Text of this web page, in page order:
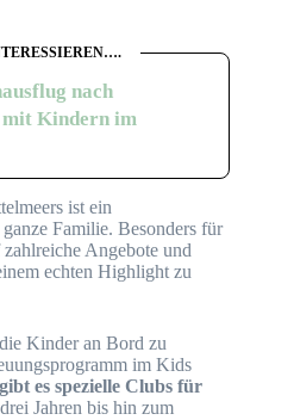
nach
Kindern im
ist ein
Familie. Besonders für
Angebote und
echten Highlight zu
Kinder an Bord zu
im Kids
es spezielle Clubs für
Jahren bis hin zum